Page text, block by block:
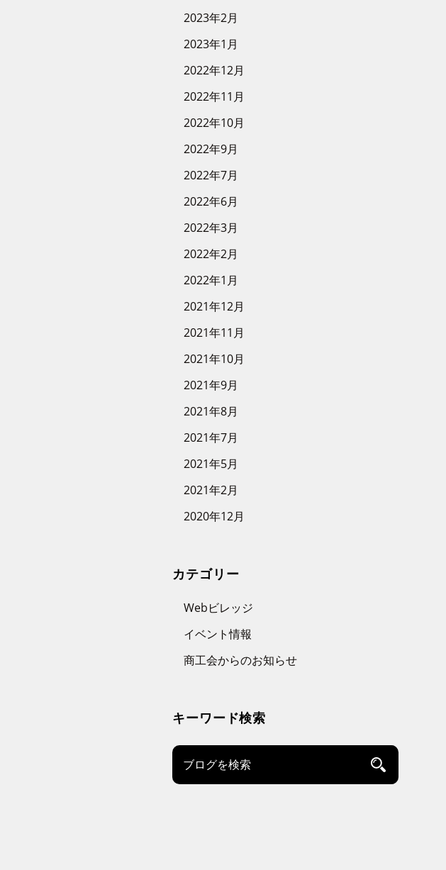
2023年2月
2023年1月
2022年12月
2022年11月
2022年10月
2022年9月
2022年7月
2022年6月
2022年3月
2022年2月
2022年1月
2021年12月
2021年11月
2021年10月
2021年9月
2021年8月
2021年7月
2021年5月
2021年2月
2020年12月
カテゴリー
Webビレッジ
イベント情報
商工会からのお知らせ
キーワード検索